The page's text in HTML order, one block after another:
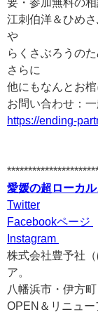
江刺伯洋＆ひめ
や
らくさぶろうの
さらに
他にもなんとお
お問い合わせ：
https://ending-
愛媛の超ローカ
Twitter
Facebookページ
Instagram
株式会社豊予社
ア。
八幡浜市・伊方
OPEN＆リニュー